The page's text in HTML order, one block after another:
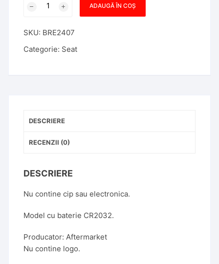
Carcasa
Briceag
Compatibila
ADAUGĂ ÎN COȘ
SKU: BRE2407
Categorie: Seat
DESCRIERE
RECENZII (0)
DESCRIERE
Nu contine cip sau electronica.
Model cu baterie CR2032.
Producator: Aftermarket
Nu contine logo.